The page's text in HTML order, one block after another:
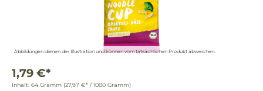
Abbildungen dienen der Illustration und können vom tatsächlichen Produkt abweichen.
1,79 €*
Inhalt: 64 Gramm (27,97 €* / 1000 Gramm)